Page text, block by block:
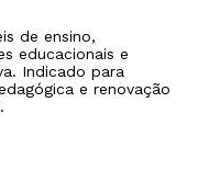
de ensino,
educacionais e
Indicado para
e renovação